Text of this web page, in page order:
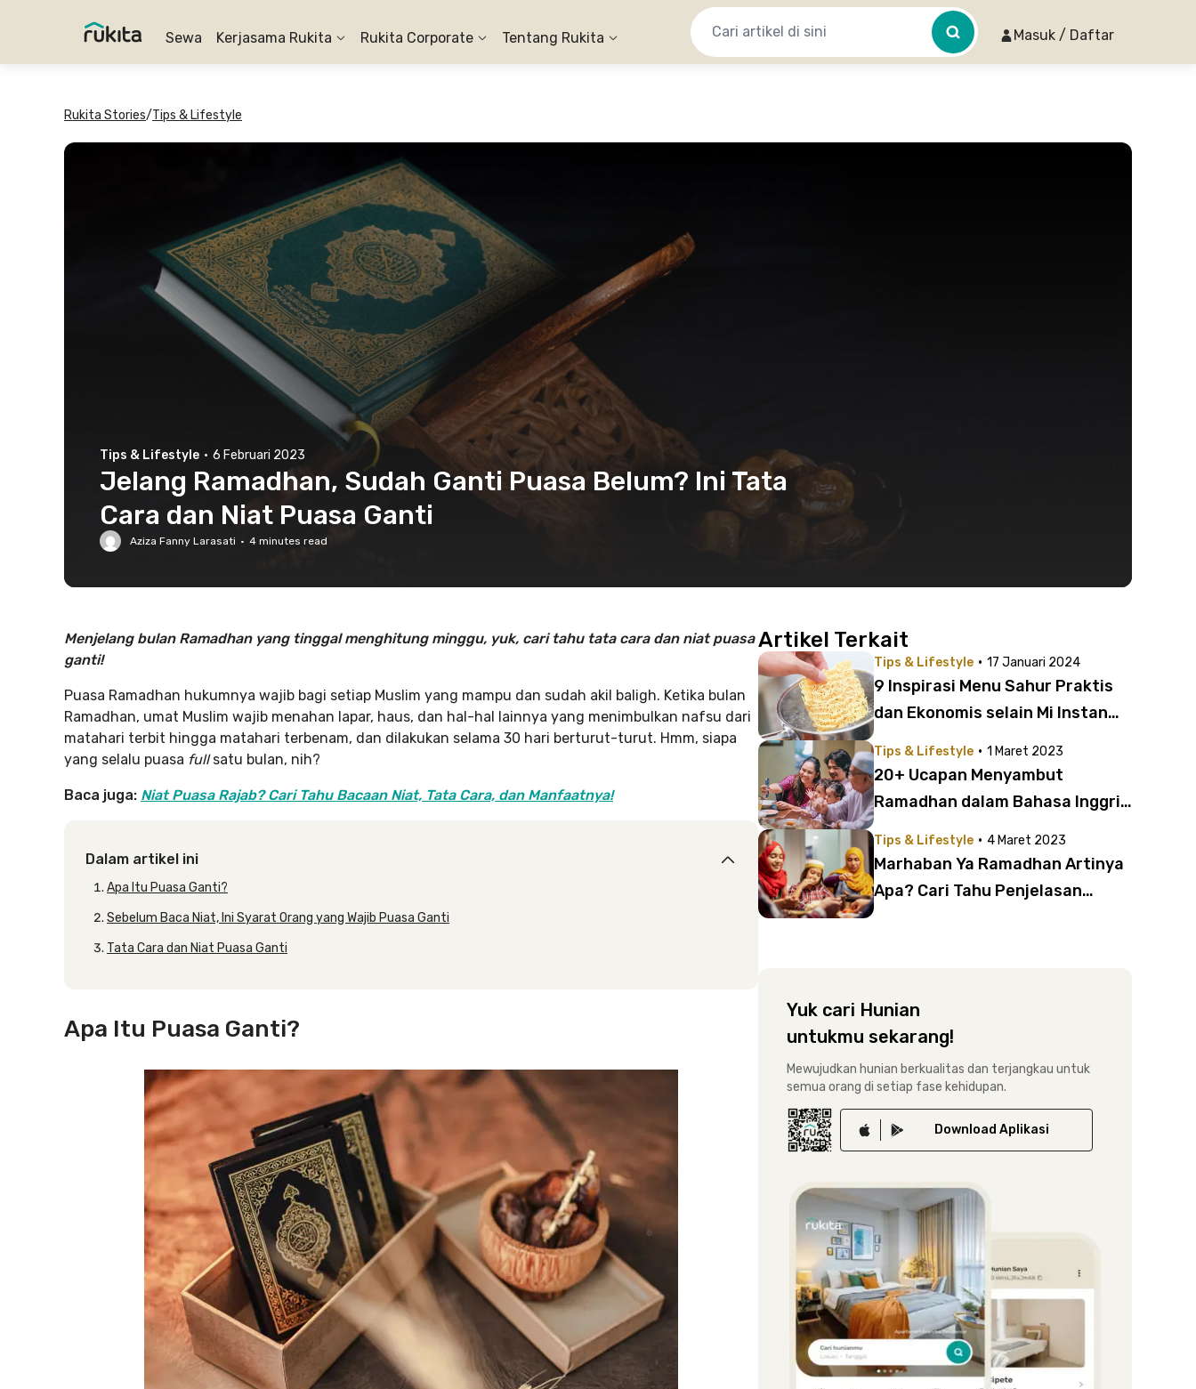
Sewa Kerjasama Rukita Rukita Corporate Tentang Rukita Masuk / Daftar
Rukita Stories/Tips & Lifestyle
Tips & Lifestyle · 6 Februari 2023
Jelang Ramadhan, Sudah Ganti Puasa Belum? Ini Tata
Cara dan Niat Puasa Ganti
Aziza Fanny Larasati · 4 minutes read
Menjelang bulan Ramadhan yang tinggal menghitung minggu, yuk, cari tahu tata cara dan niat puasa
ganti!
Puasa Ramadhan hukumnya wajib bagi setiap Muslim yang mampu dan sudah akil baligh. Ketika bulan
Ramadhan, umat Muslim wajib menahan lapar, haus, dan hal-hal lainnya yang menimbulkan nafsu dari
matahari terbit hingga matahari terbenam, dan dilakukan selama 30 hari berturut-turut. Hmm, siapa
yang selalu puasa fullsatu bulan, nih?
Baca juga: Niat Puasa Rajab? Cari Tahu Bacaan Niat, Tata Cara, dan Manfaatnya!
Dalam artikel ini
Apa Itu Puasa Ganti?
Sebelum Baca Niat, Ini Syarat Orang yang Wajib Puasa Ganti
Tata Cara dan Niat Puasa Ganti
Apa Itu Puasa Ganti?
Artikel Terkait
Tips & Lifestyle · 17 Januari 2024
9 Inspirasi Menu Sahur Praktis
dan Ekonomis selain Mi Instan
Tips & Lifestyle · 1 Maret 2023
20+ Ucapan Menyambut
Ramadhan dalam Bahasa Inggris
Keluarga dan Teman!
Tips & Lifestyle · 4 Maret 2023
Marhaban Ya Ramadhan Artinya
Apa? Cari Tahu Penjelasan
Yuk cari Hunian
untukmu sekarang!
Mewujudkan hunian berkualitas dan terjangkau untuk
semua orang di setiap fase kehidupan.
Download Aplikasi